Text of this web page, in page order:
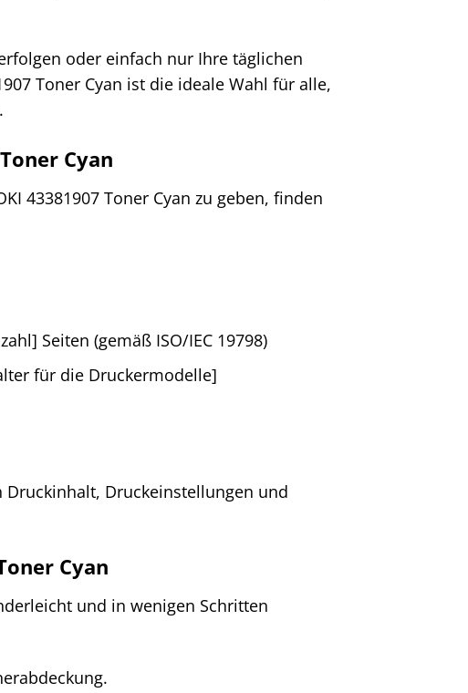
oder einfach nur Ihre täglichen
Toner Cyan ist die ideale Wahl für alle,
Cyan
43381907 Toner Cyan zu geben, finden
Seiten (gemäß ISO/IEC 19798)
für die Druckermodelle]
Druckinhalt, Druckeinstellungen und
Cyan
und in wenigen Schritten